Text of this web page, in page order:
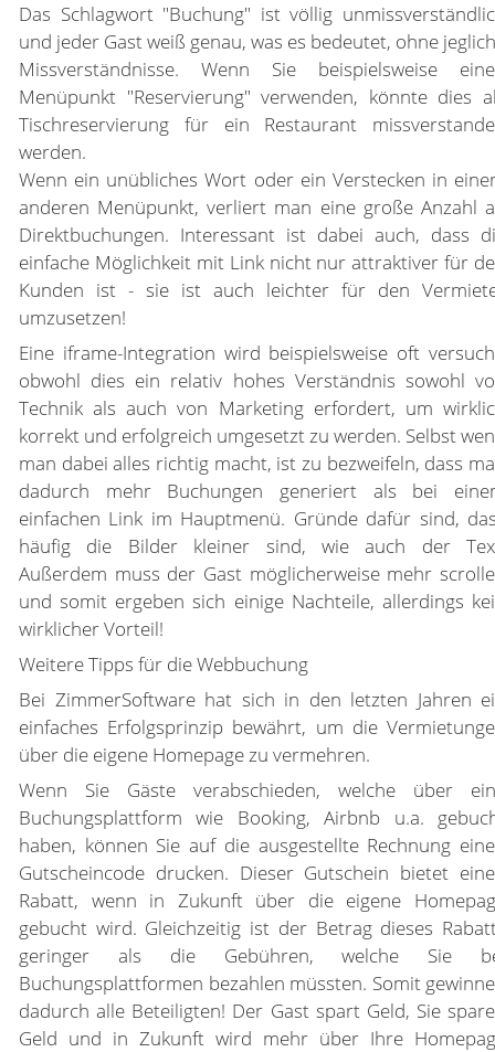
Das Schlagwort "Buchung" ist völlig
und jeder Gast weiß genau, was es bedeutet, ohne
Missverständnisse. Wenn Sie beispielsweise
Menüpunkt "Reservierung" verwenden, könnte dies
Tischreservierung für ein Restaurant
werden.
Wenn ein unübliches Wort oder ein Verstecken in
anderen Menüpunkt, verliert man eine große Anzahl
Direktbuchungen. Interessant ist dabei auch, dass
einfache Möglichkeit mit Link nicht nur attraktiver für
Kunden ist - sie ist auch leichter für den
umzusetzen!
Eine iframe-Integration wird beispielsweise oft
obwohl dies ein relativ hohes Verständnis sowohl
Technik als auch von Marketing erfordert, um
korrekt und erfolgreich umgesetzt zu werden. Selbst
man dabei alles richtig macht, ist zu bezweifeln, dass
dadurch mehr Buchungen generiert als bei
einfachen Link im Hauptmenü. Gründe dafür sind,
häufig die Bilder kleiner sind, wie auch der
Außerdem muss der Gast möglicherweise mehr
und somit ergeben sich einige Nachteile, allerdings
wirklicher Vorteil!
Weitere Tipps für die Webbuchung
Bei ZimmerSoftware hat sich in den letzten Jahren
einfaches Erfolgsprinzip bewährt, um die
über die eigene Homepage zu vermehren.
Wenn Sie Gäste verabschieden, welche über
Buchungsplattform wie Booking, Airbnb u.a.
haben, können Sie auf die ausgestellte Rechnung
Gutscheincode drucken. Dieser Gutschein bietet
Rabatt, wenn in Zukunft über die eigene
gebucht wird. Gleichzeitig ist der Betrag dieses
geringer als die Gebühren, welche Sie
Buchungsplattformen bezahlen müssten. Somit
dadurch alle Beteiligten! Der Gast spart Geld, Sie
Geld und in Zukunft wird mehr über Ihre